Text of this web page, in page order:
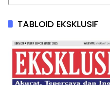
TABLOID EKSKLUSIF